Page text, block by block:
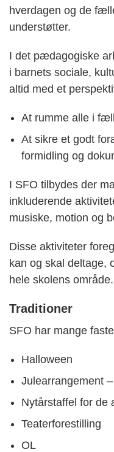
hverdagen og de
understøtter.
I det pædagogiske
i barnets sociale,
altid med et
At rumme alle i
At sikre et godt
formidling og
I SFO tilbydes der
inkluderende
musiske, motion og
Disse aktiviteter
kan og skal deltage,
hele skolens område.
Traditioner
SFO har mange
Halloween
Julearrangement
Nytårstaffel for de
Teaterforestilling
OL